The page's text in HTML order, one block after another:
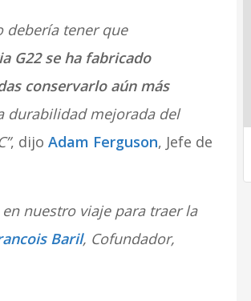
debería tener que
G22 se ha fabricado
conservarlo aún más
durabilidad mejorada del
, dijo Adam Ferguson, Jefe de
nuestro viaje para traer la
Baril, Cofundador,